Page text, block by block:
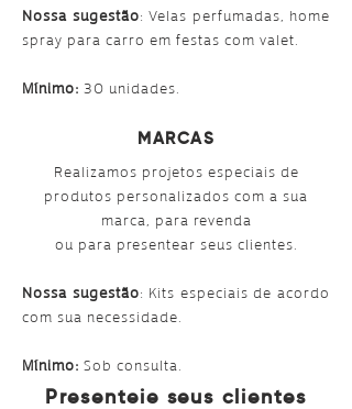
Nossa sugestão: Velas perfumadas, home
spray para carro em festas com valet.
Mínimo: 30 unidades.
MARCAS
Realizamos projetos especiais de
produtos personalizados com a sua
marca, para revenda
ou para presentear seus clientes.
Nossa sugestão: Kits especiais de acordo
com sua necessidade.
Mínimo: Sob consulta.
Presenteie seus clientes